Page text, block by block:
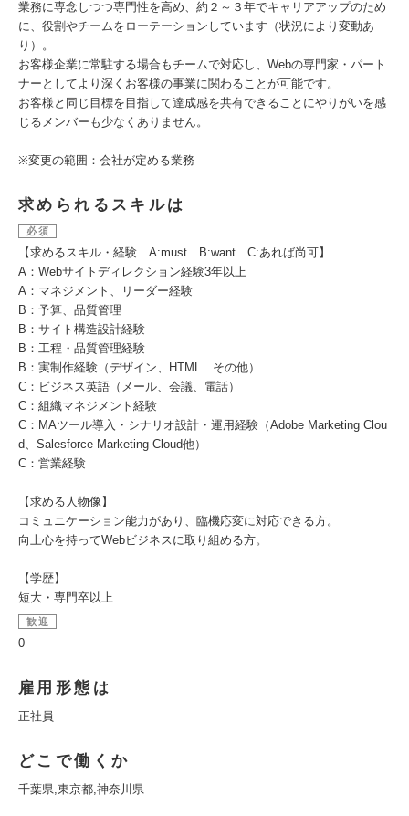
業務に専念しつつ専門性を高め、約２～３年でキャリアアップのため
に、役割やチームをローテーションしています（状況により変動あ
り）。
お客様企業に常駐する場合もチームで対応し、Webの専門家・パート
ナーとしてより深くお客様の事業に関わることが可能です。
お客様と同じ目標を目指して達成感を共有できることにやりがいを感
じるメンバーも少なくありません。
※変更の範囲：会社が定める業務
求められるスキルは
必須
【求めるスキル・経験 A:must B:want C:あれば尚可】
A：Webサイトディレクション経験3年以上
A：マネジメント、リーダー経験
B：予算、品質管理
B：サイト構造設計経験
B：工程・品質管理経験
B：実制作経験（デザイン、HTML その他）
C：ビジネス英語（メール、会議、電話）
C：組織マネジメント経験
C：MAツール導入・シナリオ設計・運用経験（Adobe Marketing Clou
d、Salesforce Marketing Cloud他）
C：営業経験
【求める人物像】
コミュニケーション能力があり、臨機応変に対応できる方。
向上心を持ってWebビジネスに取り組める方。
【学歴】
短大・専門卒以上
歓迎
0
雇用形態は
正社員
どこで働くか
千葉県,東京都,神奈川県